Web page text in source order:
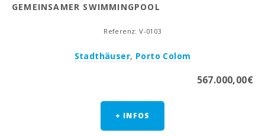
GEMEINSAMER SWIMMINGPOOL
Referenz: V-0103
Stadthäuser, Porto Colom
567.000,00€
+ INFOS